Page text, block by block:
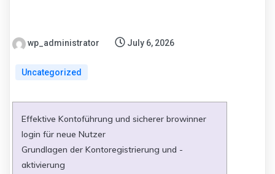
wp_administrator July 6, 2026
Uncategorized
Effektive Kontoführung und sicherer browinner
login für neue Nutzer
Grundlagen der Kontoregistrierung und -
aktivierung